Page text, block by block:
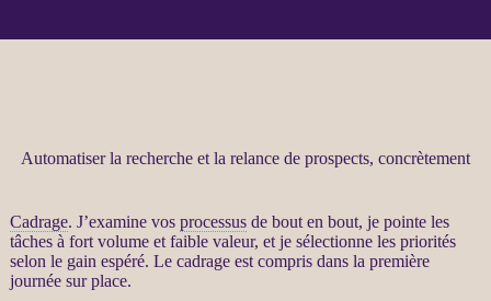
Automatiser la recherche et la relance de prospects, concrètement
Cadrage. J’examine vos processusde bout en bout, je pointe les
tâches à fort volume et faible valeur, et je sélectionne les priorités
selon le gain espéré. Le cadrageest compris dans la première
journée sur place.